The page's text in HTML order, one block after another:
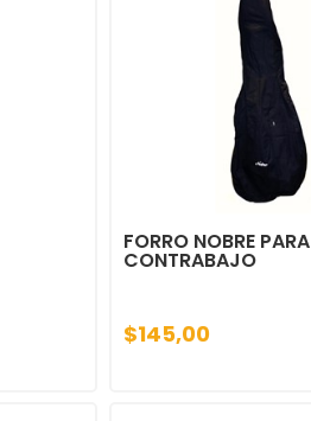
FORRO NOBRE PARA
CONTRABAJO
$145,00